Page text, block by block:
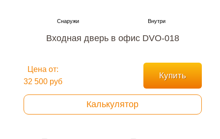
Входная дверь в офис DVO-018
Цена от:
32 500 руб
Купить
Калькулятор